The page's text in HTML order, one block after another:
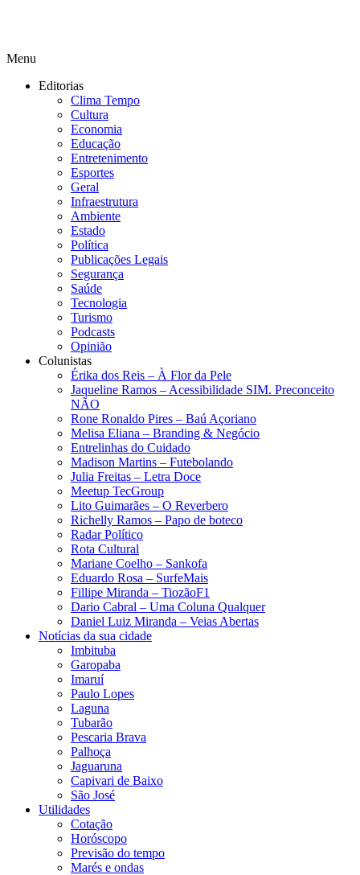
Menu
Editorias
Clima Tempo
Cultura
Economia
Educação
Entretenimento
Esportes
Geral
Infraestrutura
Ambiente
Estado
Política
Publicações Legais
Segurança
Saúde
Tecnologia
Turismo
Podcasts
Opinião
Colunistas
Érika dos Reis​ – À Flor da Pele
Jaqueline Ramos – Acessibilidade SIM. Preconceito
NÃO
Rone Ronaldo Pires – Baú Açoriano
Melisa Eliana – Branding & Negócio
Entrelinhas do Cuidado
Madison Martins – Futebolando
Julia Freitas​ – Letra Doce
Meetup TecGroup
Lito Guimarães – O Reverbero
Richelly Ramos​ – Papo de boteco
Radar Político
Rota Cultural
Mariane Coelho – Sankofa
Eduardo Rosa​ – SurfeMais
Fillipe Miranda – TiozãoF1
Dario Cabral – Uma Coluna Qualquer
Daniel Luiz Miranda – Veias Abertas
Notícias da sua cidade
Imbituba
Garopaba
Imaruí
Paulo Lopes
Laguna
Tubarão
Pescaria Brava
Palhoça
Jaguaruna
Capivari de Baixo
São José
Utilidades
Cotação
Horóscopo
Previsão do tempo
Marés e ondas